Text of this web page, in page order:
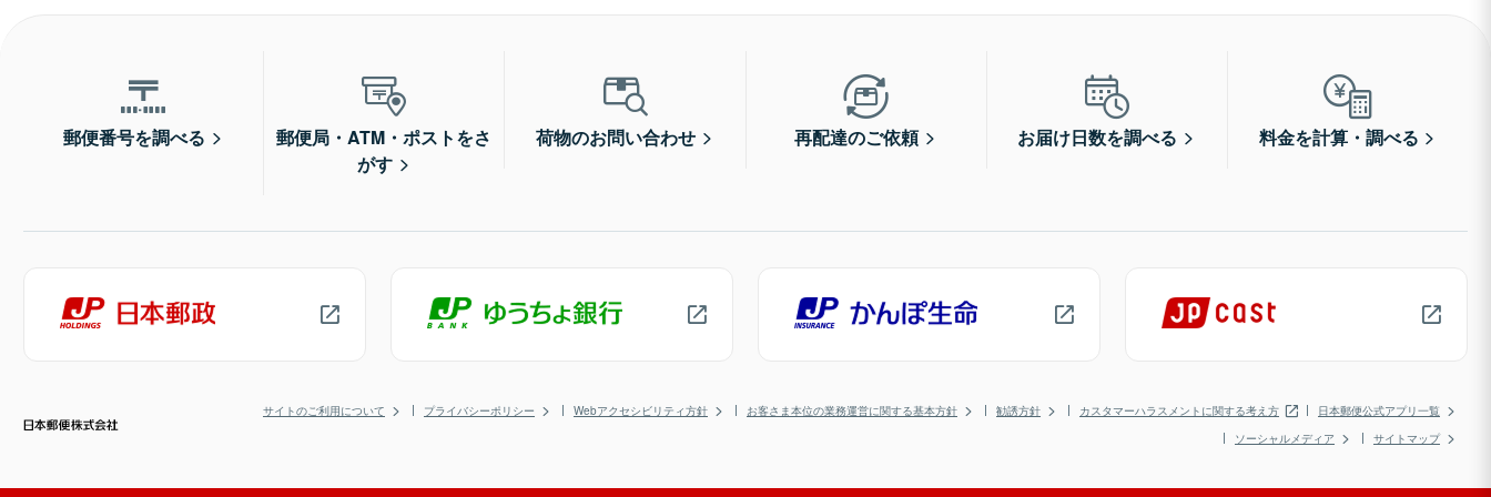
郵便番号を調べる
郵便局・ATM・ポストをさ
がす
荷物のお問い合わせ 再配達のご依頼 お届け日数を調べる 料金を計算・調べる
サイトのご利用について プライバシーポリシー Webアクセシビリティ方針 お客さま本位の業務運営に関する基本方針 勧誘方針 カスタマーハラスメントに関する考え方
日本郵便公式アプリ一覧
ソーシャルメディア
サイトマップ